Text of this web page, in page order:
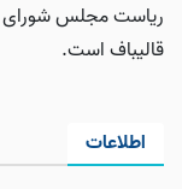
ریاست مجلس شورای
قالیباف است.
اطلاعات